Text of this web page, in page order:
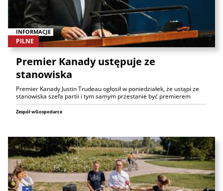
INFORMACJE
PILNE
Premier Kanady ustępuje ze
stanowiska
Premier Kanady Justin Trudeau ogłosił w poniedziałek, że ustąpi ze
stanowiska szefa partii i tym samym przestanie być premierem
Zespół wGospodarce